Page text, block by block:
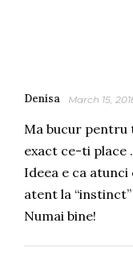
Denisa March 15,
Ma bucur pentru
exact ce-ti place .
Ideea e ca
atent la
Numai bine!